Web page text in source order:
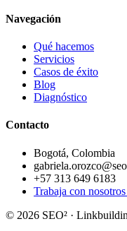
Navegación
Qué hacemos
Servicios
Casos de éxito
Blog
Diagnóstico
Contacto
Bogotá, Colombia
+57 313 649 6183
Trabaja con
© 2026 SEO² ·